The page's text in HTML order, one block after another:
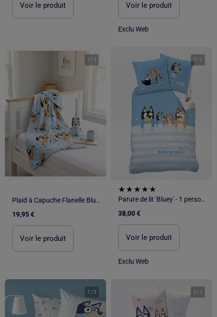
Voir le produit Voir le produit
Exclu Web
1 / 3
Plaid à Capuche Flanelle Bluey & Bingo 120x150cm – All-Over – 100% Polyester – Licence Officielle
19,95 €
Voir le produit
1 / 1
Parure de lit 'Bluey' - 1 personne
38,00 €
Voir le produit
Exclu Web
1 /3 1 / 1